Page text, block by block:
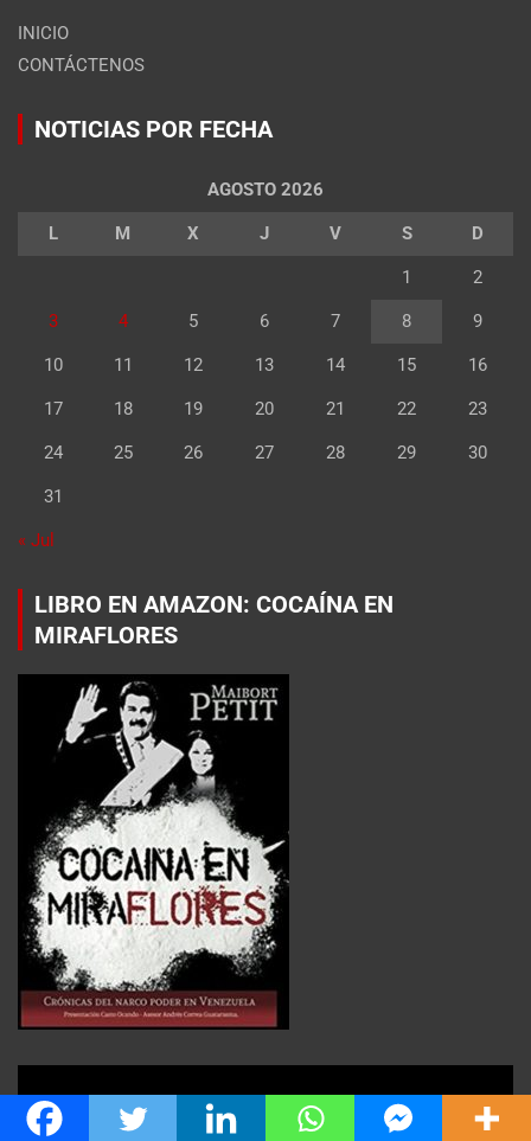
INICIO
CONTÁCTENOS
NOTICIAS POR FECHA
AGOSTO 2026
L M X J V S D
1 2
3 4 5 6 7 8 9
10 11 12 13 14 15 16
17 18 19 20 21 22 23
24 25 26 27 28 29 30
31
« Jul
LIBRO EN AMAZON: COCAÍNA EN
MIRAFLORES